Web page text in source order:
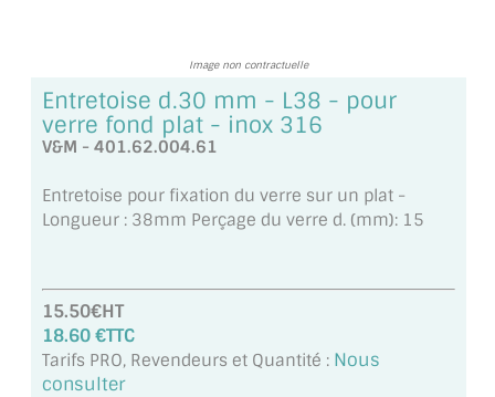
MIROIR VIEILLI
MIROIR DÉCORATIF DE COULEUR
LOTS DE MIROIRS EN MOZAÏQUE
MIROIR POUR PORTE
MIROIR PAROI DE DOUCHE
MIROIR POUR SALLE DE SPORT
Image non contractuelle
Entretoise d.30 mm - L38 - pour
verre fond plat - inox 316
V&M - 401.62.004.61
Entretoise pour fixation du verre sur un plat -
Longueur : 38mm Perçage du verre d. (mm): 15
15.50€HT
18.60 €TTC
Tarifs PRO, Revendeurs et Quantité : Nous
consulter